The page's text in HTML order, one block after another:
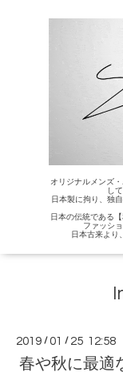
オリジナルメンズ
し
日本製に拘り、独
日本の伝統である
ファッシ
日本古来より
2019 /01 / 25 12:58
春や秋に最適